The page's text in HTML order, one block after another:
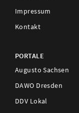
Impressum
Kontakt
PORTALE
Augusto Sachsen
DAWO Dresden
DDV Lokal